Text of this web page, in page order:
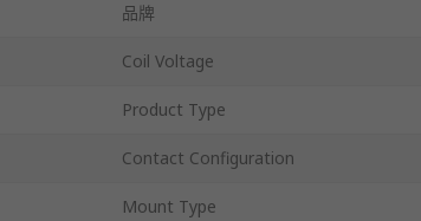
品牌
Coil Voltage
Product Type
Contact Configuration
Mount Type